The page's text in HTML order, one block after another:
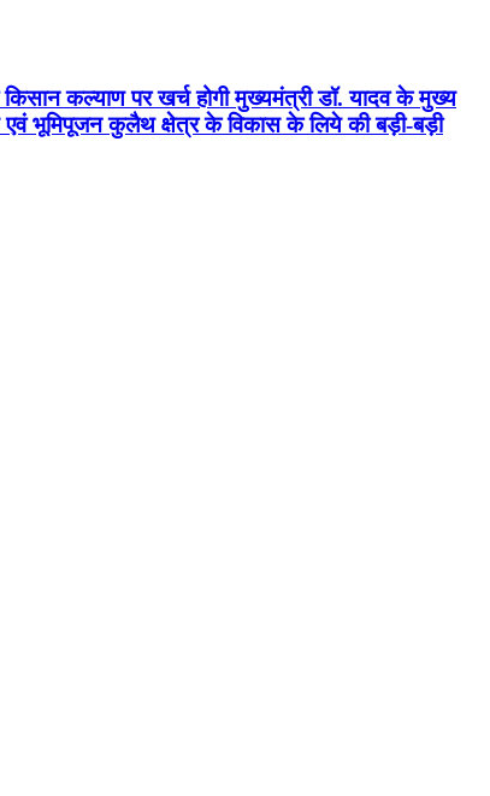
कल्याण पर खर्च होगी मुख्यमंत्री डॉ. यादव के मुख्य
भूमिपूजन कुलैथ क्षेत्र के विकास के लिये की बड़ी-बड़ी